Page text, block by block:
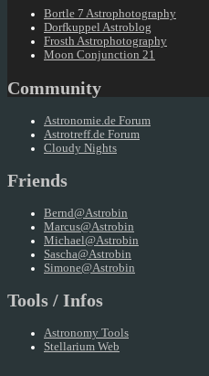
Bortle 7 Astrophotography
Dorfkuppel Astroblog
Frosth Astrophotography
Moon Conjunction 21
Community
Astronomie.de Forum
Astrotreff.de Forum
Cloudy Nights
Friends
Bernd@Astrobin
Marcus@Astrobin
Michael@Astrobin
Sascha@Astrobin
Simone@Astrobin
Tools / Infos
Astronomy Tools
Stellarium Web